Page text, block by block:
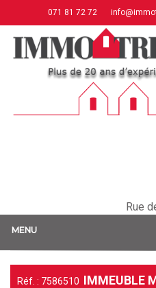
071 81 72 72
Rue
MENU
Réf. : 7586510 IMMEUBLE